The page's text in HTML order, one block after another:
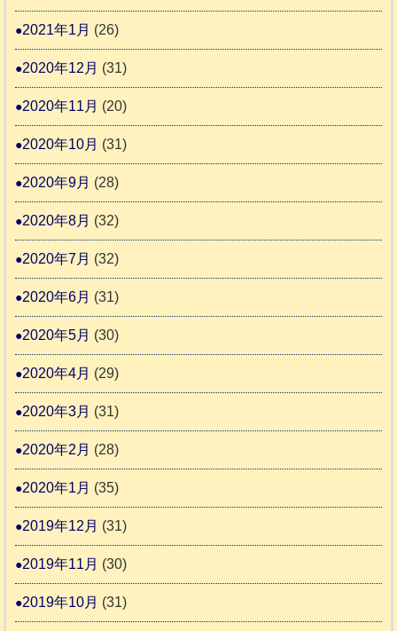
2021年1月 (26)
2020年12月 (31)
2020年11月 (20)
2020年10月 (31)
2020年9月 (28)
2020年8月 (32)
2020年7月 (32)
2020年6月 (31)
2020年5月 (30)
2020年4月 (29)
2020年3月 (31)
2020年2月 (28)
2020年1月 (35)
2019年12月 (31)
2019年11月 (30)
2019年10月 (31)